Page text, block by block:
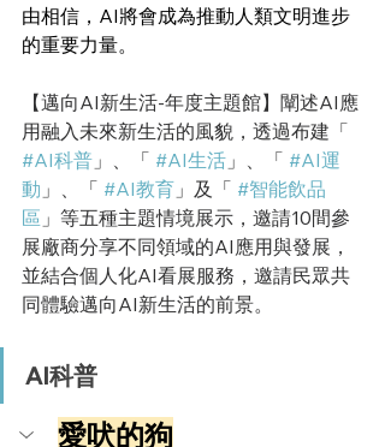
由相信，AI將會成為推動人類文明進步
的重要力量。
【邁向AI新生活-年度主題館】闡述AI應
用融入未來新生活的風貌， 透過布建「
#AI科普 」、「 #AI生活 」、「 #AI運
動 」、「 #AI教育 」及 「 #智能飲品
區 」等五種主題情境展示，邀請10間參
展廠商分享不同領域的AI應用與發展，
並結合個人化AI看展服務 ，邀請民眾共
同體驗邁向AI新生活的前景。
AI科普
愛吠的狗